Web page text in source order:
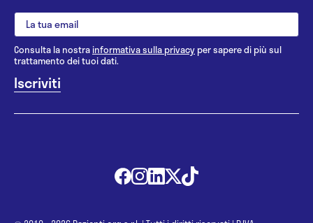
Consulta la nostrainformativa sulla privacy per sapere di più sul
trattamento dei tuoi dati.